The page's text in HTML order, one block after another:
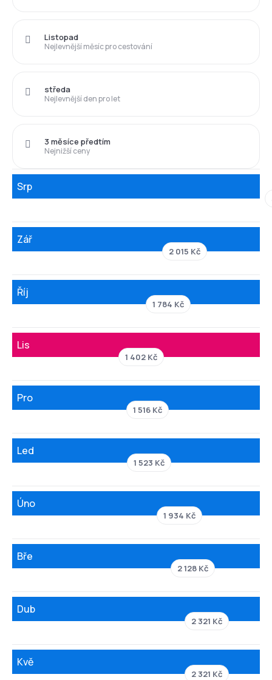
Nejlevnější měsíc pro cestování
Listopad
Nejlevnější den pro let
středa
Nejnižší ceny
3 měsíce předtím
Srp
Zář
2 015 Kč
Říj
1 784 Kč
Lis
1 402 Kč
Pro
1 516 Kč
Led
1 523 Kč
Úno
1 934 Kč
Bře
2 128 Kč
Dub
2 321 Kč
Kvě
2 321 Kč